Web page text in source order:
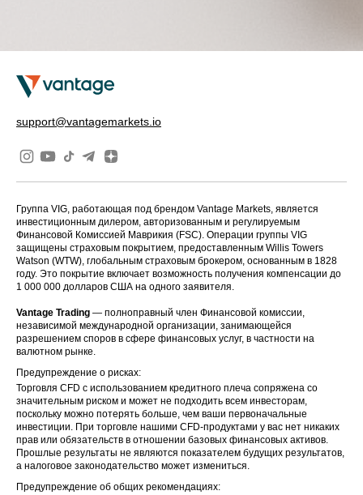
support@vantagemarkets.io
Группа VIG, работающая под брендом Vantage Markets, является
инвестиционным дилером, авторизованным и регулируемым
Финансовой Комиссией Маврикия (FSC). Операции группы VIG
защищены страховым покрытием, предоставленным Willis Towers
Watson (WTW), глобальным страховым брокером, основанным в 1828
году. Это покрытие включает возможность получения компенсации до
1 000 000 долларов США на одного заявителя.
Vantage Trading — полноправный член Финансовой комиссии,
независимой международной организации, занимающейся
разрешением споров в сфере финансовых услуг, в частности на
валютном рынке.
Предупреждение о рисках:
Торговля CFD с использованием кредитного плеча сопряжена со
значительным риском и может не подходить всем инвесторам,
поскольку можно потерять больше, чем ваши первоначальные
инвестиции. При торговле нашими CFD-продуктами у вас нет никаких
прав или обязательств в отношении базовых финансовых активов.
Прошлые результаты не являются показателем будущих результатов,
а налоговое законодательство может измениться.
Предупреждение об общих рекомендациях: